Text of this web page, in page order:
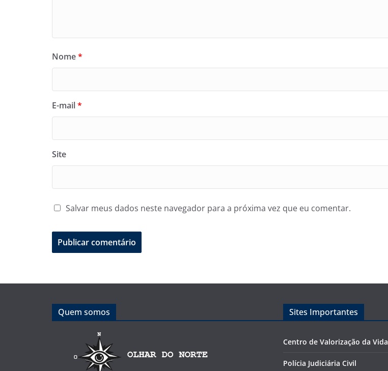
Nome*
E-mail*
Site
Salvar meus dados neste navegador para a próxima vez que eu comentar.
Quem somos Sites Importantes
Centro de Valorização da Vida
Polícia Judiciária Civil